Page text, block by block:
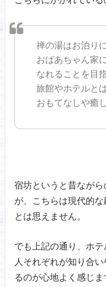
禅の湯はお泊り
おばあちゃん家
なれることを目
旅館やホテルと
おもてなしや癒
宿坊というと昔なが
が、こちらは現代的
とは思えません。
でも上記の通り、ホ
人それぞれが知り合
るのが心地よく感じま